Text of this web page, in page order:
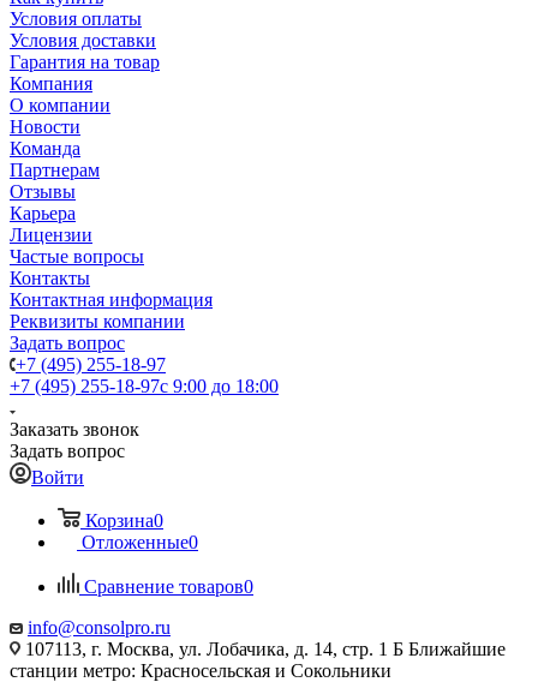
Условия оплаты
Условия доставки
Гарантия на товар
Компания
О компании
Новости
Команда
Партнерам
Отзывы
Карьера
Лицензии
Частые вопросы
Контакты
Контактная информация
Реквизиты компании
Задать вопрос
+7 (495) 255-18-97
+7 (495) 255-18-97с 9:00 до 18:00
Заказать звонок
Задать вопрос
Войти
Корзина0
Отложенные0
Сравнение товаров0
info@consolpro.ru
107113, г. Москва, ул. Лобачика, д. 14, стр. 1 Б Ближайшие
станции метро: Красносельская и Сокольники